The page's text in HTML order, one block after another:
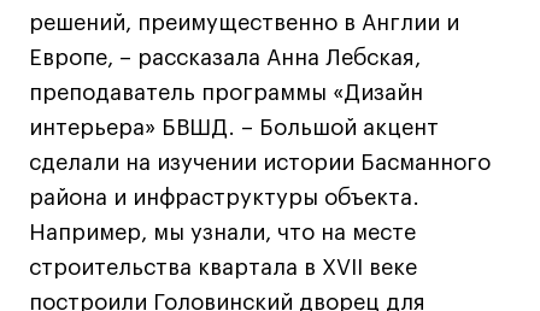
Искусство
Фотография
Очно + онлайн
Все программы
Техникум
Специалист кино- и медиапродакшена
Графический дизайнер
решений, преимущественно в Англии и
Европе, – рассказала Анна Лебская,
преподаватель программы «Дизайн
интерьера» БВШД. – Большой акцент
сделали на изучении истории Басманного
района и инфраструктуры объекта.
Например, мы узнали, что на месте
строительства квартала в XVII веке
построили Головинский дворец для